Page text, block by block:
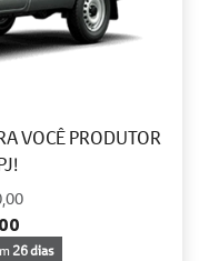
VOCÊ PRODUTOR
26 dias